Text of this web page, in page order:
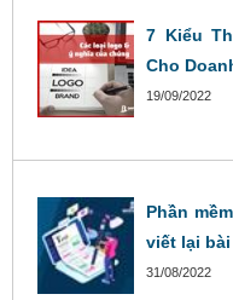
7 Kiểu
Cho
19/09/2022
Phần
viết lại
31/08/2022